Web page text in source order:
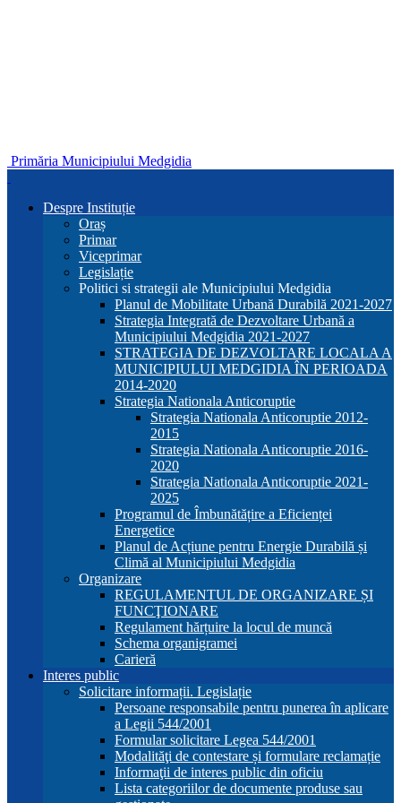
Primăria Municipiului Medgidia
Despre Instituție
Oraș
Primar
Viceprimar
Legislație
Politici si strategii ale Municipiului Medgidia
Planul de Mobilitate Urbană Durabilă 2021-2027
Strategia Integrată de Dezvoltare Urbană a
Municipiului Medgidia 2021-2027
STRATEGIA DE DEZVOLTARE LOCALA A
MUNICIPIULUI MEDGIDIA ÎN PERIOADA
2014-2020
Strategia Nationala Anticoruptie
Strategia Nationala Anticoruptie 2012-
2015
Strategia Nationala Anticoruptie 2016-
2020
Strategia Nationala Anticoruptie 2021-
2025
Programul de Îmbunătățire a Eficienței
Energetice
Planul de Acțiune pentru Energie Durabilă și
Climă al Municipiului Medgidia
Organizare
REGULAMENTUL DE ORGANIZARE ȘI
FUNCŢIONARE
Regulament hărțuire la locul de muncă
Schema organigramei
Carieră
Interes public
Solicitare informații. Legislație
Persoane responsabile pentru punerea în aplicare
a Legii 544/2001
Formular solicitare Legea 544/2001
Modalităţi de contestare și formulare reclamație
Informaţii de interes public din oficiu
Lista categoriilor de documente produse sau